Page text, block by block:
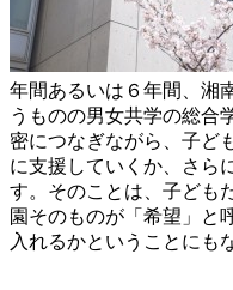
年間あるいは６年間、湘
うものの男女共学の総合
密につなぎながら、子ど
に支援していくか、さら
す。そのことは、子ども
園そのものが「希望」と
入れるかということにも